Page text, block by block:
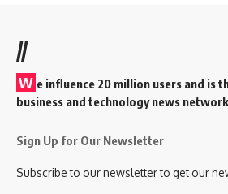
//
W e influence 20 million users and is
business and technology news
Sign Up for Our Newsletter
Subscribe to our newsletter to get our